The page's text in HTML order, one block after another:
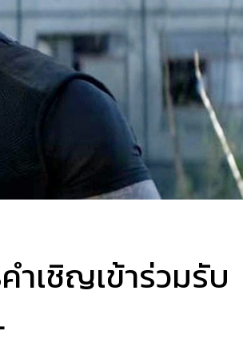
ำเชิญเข้าร่วมรับ